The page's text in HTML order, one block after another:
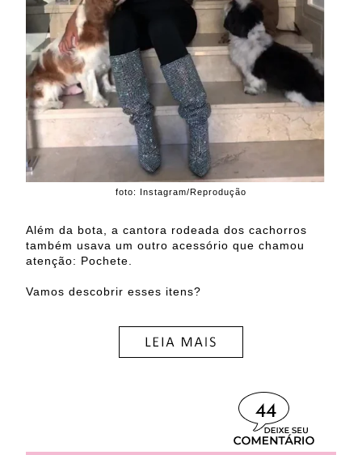
foto: Instagram/Reprodução
Além da bota, a cantora rodeada dos cachorros
também usava um outro acessório que chamou
atenção: Pochete.
Vamos descobrir esses itens?
44